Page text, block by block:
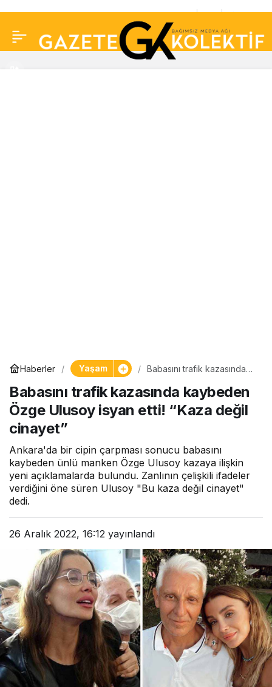
Haberler Yaşam
Babasını trafik kazasında
isyan etti! “Kaza değil
cinayet”
Babasını trafik kazasında kaybeden
Özge Ulusoy isyan etti! “Kaza değil
cinayet”
Ankara'da bir cipin çarpması sonucu babasını
kaybeden ünlü manken Özge Ulusoy kazaya ilişkin
yeni açıklamalarda bulundu. Zanlının çelişkili ifadeler
verdiğini öne süren Ulusoy "Bu kaza değil cinayet"
dedi.
26 Aralık 2022, 16:12 yayınlandı
sonrası ilk paylaşım: